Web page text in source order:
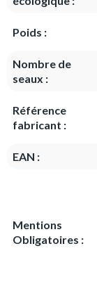
Poids :
Nombre de
seaux :
Référence
fabricant :
EAN :
Mentions
Obligatoires :